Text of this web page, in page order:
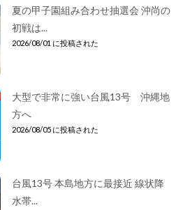
夏の甲子園組み合わせ抽選会 沖尚の
初戦は...
2026/08/01 に投稿された
大型で非常に強い台風13号 沖縄地
方へ
2026/08/05 に投稿された
台風13号 本島地方に最接近 線状降
水帯...